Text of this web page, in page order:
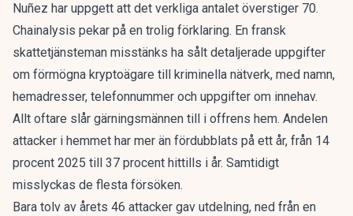
Nuñez har uppgett att det verkliga antalet överstiger 70.
Chainalysis pekar på en trolig förklaring. En fransk
skattetjänsteman misstänks ha sålt detaljerade uppgifter
om förmögna kryptoägare till kriminella nätverk, med namn,
hemadresser, telefonnummer och uppgifter om innehav.
Allt oftare slår gärningsmännen till i offrens hem. Andelen
attacker i hemmet har mer än fördubblats på ett år, från 14
procent 2025 till 37 procent hittills i år. Samtidigt
misslyckas de flesta försöken.
Bara tolv av årets 46 attacker gav utdelning, ned från en